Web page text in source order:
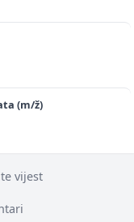
(m/ž)
vijest